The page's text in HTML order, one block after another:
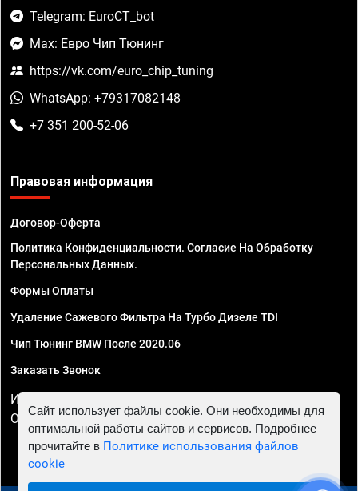
Telegram: EuroCT_bot
Max: Евро Чип Тюнинг
https://vk.com/euro_chip_tuning
WhatsApp: +79317082148
+7 351 200-52-06
Правовая информация
Договор-Оферта
Политика Конфиденциальности. Согласие На Обработку
Персональных Данных.
Формы Оплаты
Удаление Сажевого Фильтра На Турбо Дизеле TDI
Чип Тюнинг BMW После 2020.06
Заказать Звонок
ИП Смирнов Георгий Павлович. ИНН 781302555843,
ОГРНИП 324470400032610
Сайт использует файлы cookie. Они необходимы для
оптимальной работы сайтов и сервисов. Подробнее
прочитайте в Политике использования файлов
cookie